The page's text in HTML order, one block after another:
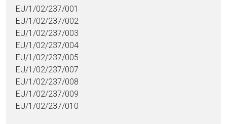
EU/1/02/237/001
EU/1/02/237/002
EU/1/02/237/003
EU/1/02/237/004
EU/1/02/237/005
EU/1/02/237/007
EU/1/02/237/008
EU/1/02/237/009
EU/1/02/237/010